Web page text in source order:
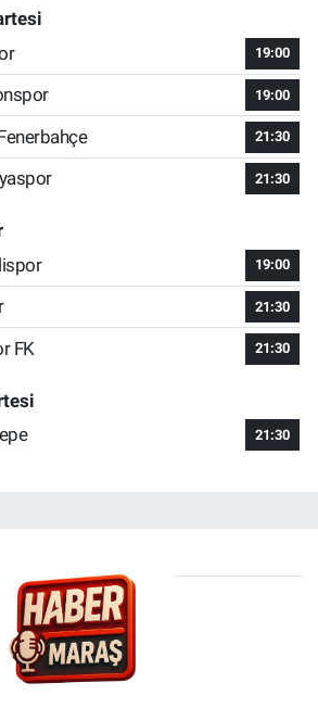
19:00
19:00
21:30
21:30
19:00
21:30
FK 21:30
21:30